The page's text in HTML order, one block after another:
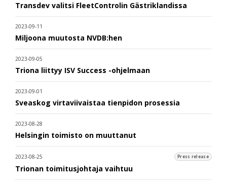
Transdev valitsi FleetControlin Gästriklandissa
2023-09-11
Miljoona muutosta NVDB:hen
2023-09-05
Triona liittyy ISV Success -ohjelmaan
2023-09-01
Sveaskog virtaviivaistaa tienpidon prosessia
2023-08-28
Helsingin toimisto on muuttanut
2023-08-25 Press release
Trionan toimitusjohtaja vaihtuu